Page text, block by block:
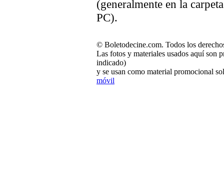
(generalmente en la
PC).
© Boletodecine.com. Todos los
Las fotos y materiales usados aquí son
indicado)
y se usan como material promocional
móvil